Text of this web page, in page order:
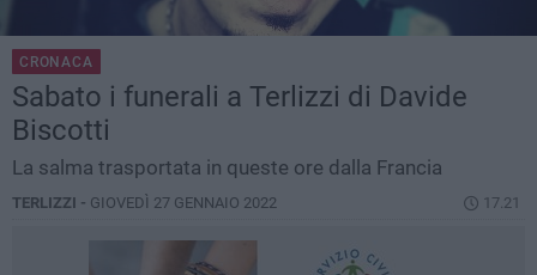
CRONACA
Sabato i funerali a Terlizzi di Davide
Biscotti
La salma trasportata in queste ore dalla Francia
TERLIZZI - GIOVEDÌ 27 GENNAIO 2022 17.21